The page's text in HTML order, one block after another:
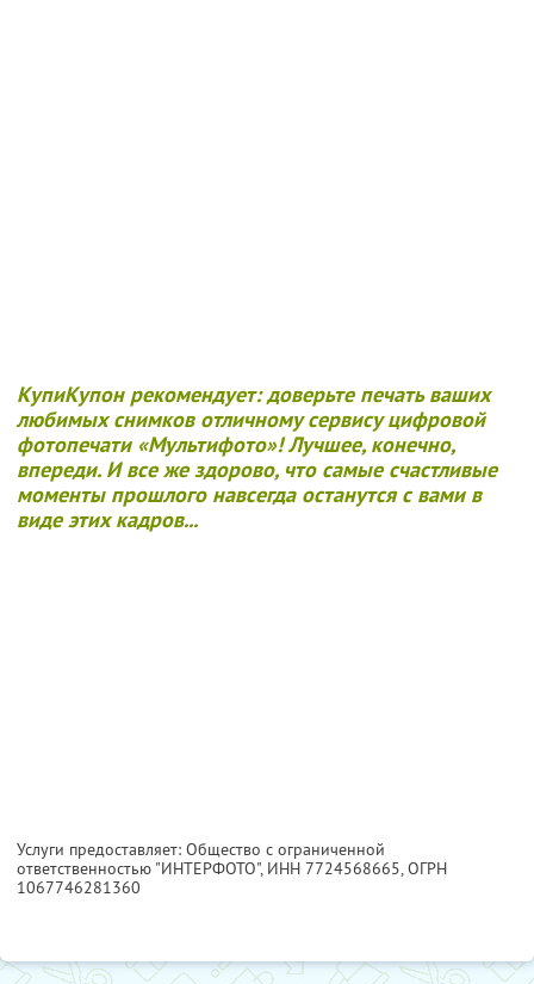
КупиКупон рекомендует: доверьте печать ваших
любимых снимков отличному сервису цифровой
фотопечати «Мультифото»!Лучшее, конечно,
впереди. И все же здорово, что самые счастливые
моменты прошлого навсегда останутся с вами в
виде этих кадров...
Услуги предоставляет: Общество с ограниченной
ответственностью "ИНТЕРФОТО", ИНН 7724568665, ОГРН
1067746281360